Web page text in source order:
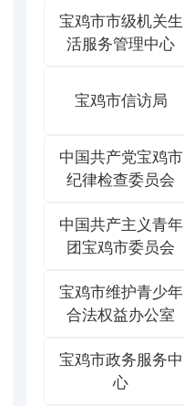
宝鸡市市级机关生
活服务管理中心
宝鸡市信访局
中国共产党宝鸡市
纪律检查委员会
中国共产主义青年
团宝鸡市委员会
宝鸡市维护青少年
合法权益办公室
宝鸡市政务服务中
心